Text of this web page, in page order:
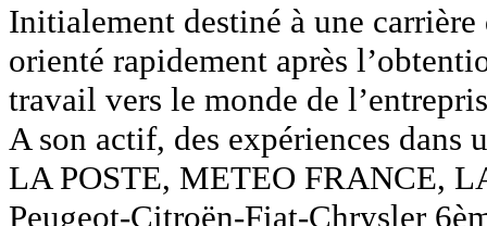
Initialement destiné à une
orienté rapidement après
travail vers le monde de
A son actif, des expériences dans
LA POSTE, METEO FRANCE,
Peugeot-Citroën-Fiat-Chrysler